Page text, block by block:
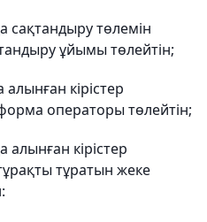
сақтандыру төлемін
ұйымы төлейтін;
кірістер
операторы төлейтін;
кірістер
тұратын жеке